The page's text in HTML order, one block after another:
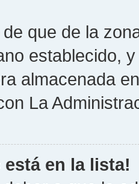
que de la
establecido,
almacenada
La
está en la lista!